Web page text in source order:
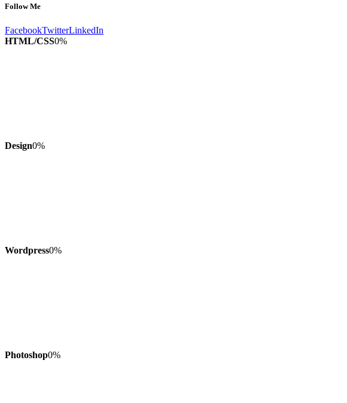
Follow Me
FacebookTwitterLinkedIn
HTML/CSS0%
Design0%
Wordpress0%
Photoshop0%